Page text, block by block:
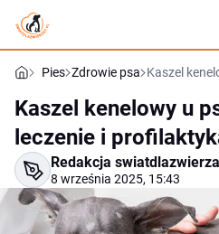
Pies Zdrowie psa Kaszel
Kaszel kenelowy u
leczenie i
Redakcja
8 września 2025, 15:43